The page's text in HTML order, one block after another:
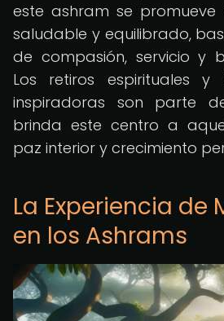
este ashram se
saludable y equilibrado,
de compasión, servicio y
Los retiros espirituales y
inspiradoras son parte
brinda este centro a
paz interior y crecimiento
La Experiencia de
en los Ashrams